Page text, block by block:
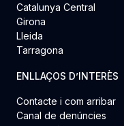
Catalunya Central
Girona
Lleida
Tarragona
ENLLAÇOS D’INTERÈS
Contacte i com arribar
Canal de denúncies